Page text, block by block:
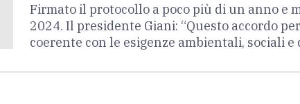
Firmato il protocollo a poco più di un anno e
2024. Il presidente Giani: “Questo accordo
coerente con le esigenze ambientali, sociali